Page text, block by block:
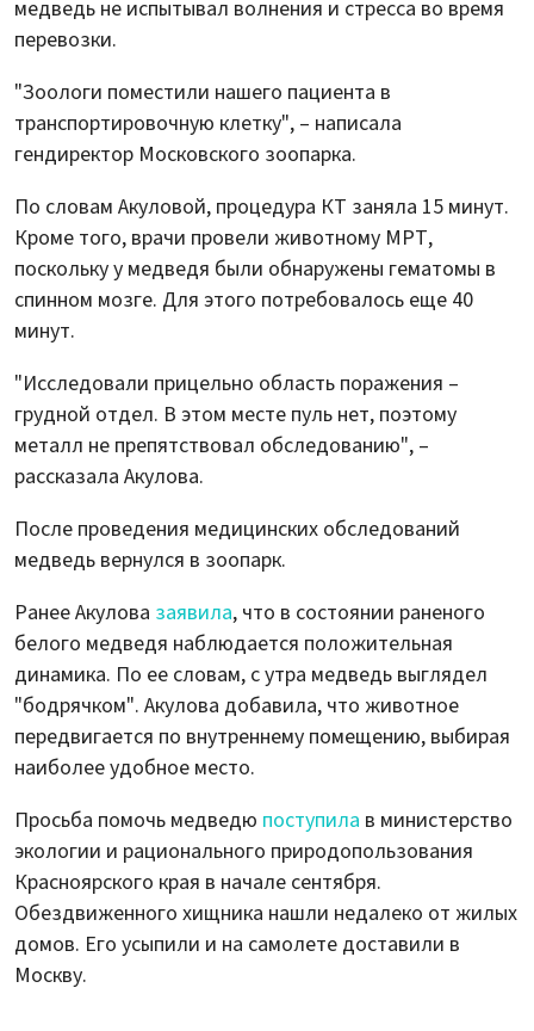
медведь не испытывал волнения и стресса во время
перевозки.
"Зоологи поместили нашего пациента в
транспортировочную клетку", – написала
гендиректор Московского зоопарка.
По словам Акуловой, процедура КТ заняла 15 минут.
Кроме того, врачи провели животному МРТ,
поскольку у медведя были обнаружены гематомы в
спинном мозге. Для этого потребовалось еще 40
минут.
"Исследовали прицельно область поражения –
грудной отдел. В этом месте пуль нет, поэтому
металл не препятствовал обследованию", –
рассказала Акулова.
После проведения медицинских обследований
медведь вернулся в зоопарк.
Ранее Акулова заявила, что в состоянии раненого
белого медведя наблюдается положительная
динамика. По ее словам, с утра медведь выглядел
"бодрячком". Акулова добавила, что животное
передвигается по внутреннему помещению, выбирая
наиболее удобное место.
Просьба помочь медведю поступила в министерство
экологии и рационального природопользования
Красноярского края в начале сентября.
Обездвиженного хищника нашли недалеко от жилых
домов. Его усыпили и на самолете доставили в
Москву.